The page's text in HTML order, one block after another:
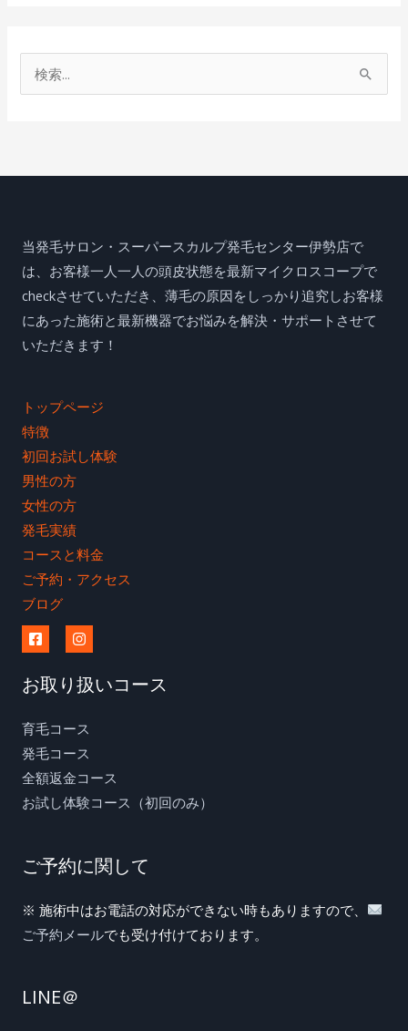
当発毛サロン・スーパースカルプ発毛センター伊勢店で
は、お客様一人一人の頭皮状態を最新マイクロスコープで
checkさせていただき、薄毛の原因をしっかり追究しお客様
にあった施術と最新機器でお悩みを解決・サポートさせて
いただきます！
トップページ
特徴
初回お試し体験
男性の方
女性の方
発毛実績
コースと料金
ご予約・アクセス
ブログ
お取り扱いコース
育毛コース
発毛コース
全額返金コース
お試し体験コース（初回のみ）
ご予約に関して
※ 施術中はお電話の対応ができない時もありますので、
ご予約メールでも受け付けております。
LINE＠